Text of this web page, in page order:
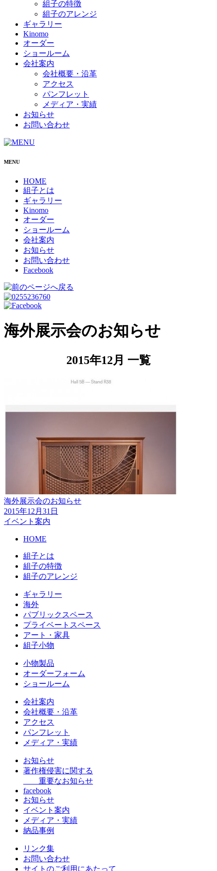
組子の特徴
組子のアレンジ
ギャラリー
Kinomo
オーダー
ショールーム
会社案内
会社概要・沿革
アクセス
パンフレット
メディア・実績
お知らせ
お問い合わせ
MENU
HOME
組子とは
ギャラリー
Kinomo
オーダー
ショールーム
会社案内
お知らせ
お問い合わせ
Facebook
海外展示会のお知らせ
2015年12月 一覧
海外展示会のお知らせ
2015年12月31日
イベント案内
HOME
組子とは
組子の特徴
組子のアレンジ
ギャラリー
海外
パブリックスペース
プライベートスペース
アート・家具
組子小物
小物製品
オーダーフォーム
ショールーム
会社案内
会社概要・沿革
アクセス
パンフレット
メディア・実績
お知らせ
著作権侵害に関する
重要なお知らせ
facebook
お知らせ
イベント案内
メディア・実績
納品事例
リンク集
お問い合わせ
サイトのご利用にあたって